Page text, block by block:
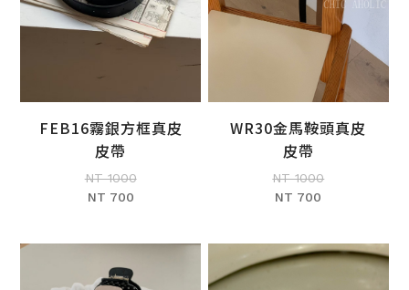
加入購物車
FEB16霧銀方框真皮
皮帶
NT 1000
NT 700
加入購物車
WR30金馬鞍頭真皮
皮帶
NT 1000
NT 700